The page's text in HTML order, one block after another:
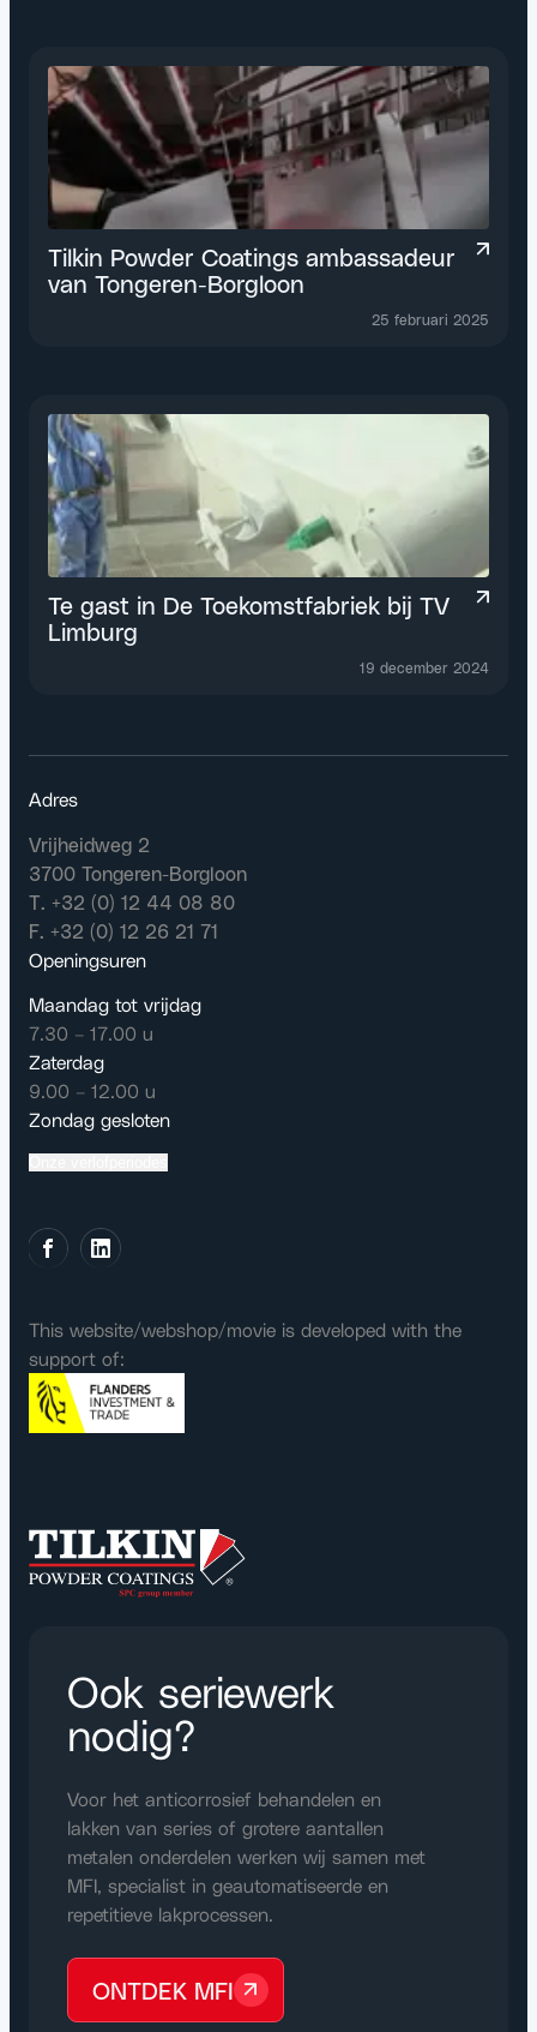
Tilkin Powder Coatings ambassadeur
van Tongeren-Borgloon
25 februari 2025
Te gast in De Toekomstfabriek bij TV
Limburg
19 december 2024
Adres
Vrijheidweg 2
3700 Tongeren-Borgloon
T. +32 (0) 12 44 08 80
F. +32 (0) 12 26 21 71
Openingsuren
Maandag tot vrijdag
7.30 – 17.00 u
Zaterdag
9.00 – 12.00 u
Zondag gesloten
This website/webshop/movie is developed with the
support of:
Ook seriewerk
nodig?
Voor het anticorrosief behandelen en
lakken van series of grotere aantallen
metalen onderdelen werken wij samen met
MFI, specialist in geautomatiseerde en
repetitieve lakprocessen.
ONTDEK MFI